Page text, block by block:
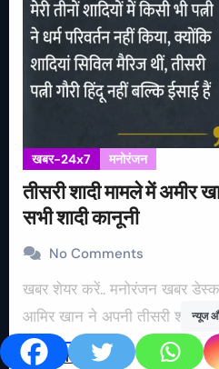
खबर-24x7 मनोरंजन
तीसरी शादी मामले में अमीर
सभी शादी कानूनी
No Comments
खबर शेयर करें.. मनोरंजन खबर डेस्क खबर 24×7 मुंबई // अभिनेता
आमिर खान ने अपनी तीसरी शादी
Read More
न्यूज